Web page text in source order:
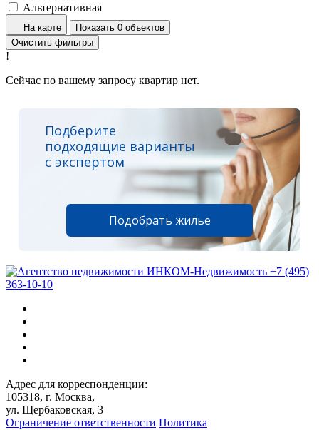
Альтернативная
На карте
Показать 0 объектов
Очистить фильтры
!
Сейчас по вашему запросу квартир нет.
Подберите
подходящие варианты
с экспертом
Подобрать жилье
+7 (495)
363-10-10
Адрес для корреспонденции:
105318, г. Москва,
ул. Щербаковская, 3
Ограничение ответственности Политика